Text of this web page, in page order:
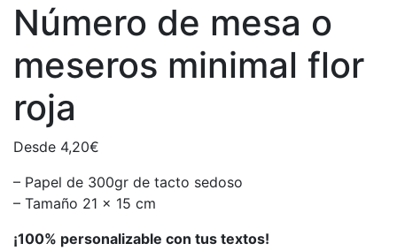
Número de mesa o
meseros minimal flor
roja
Desde 4,20€
– Papel de 300gr de tacto sedoso
– Tamaño 21 x 15 cm
¡100% personalizable con tus textos!